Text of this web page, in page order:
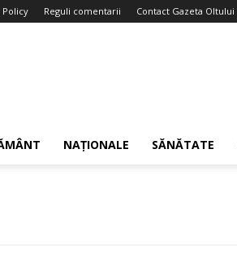
Policy Reguli comentarii Contact Gazeta Oltului
NAȚIONALE SĂNĂTATE